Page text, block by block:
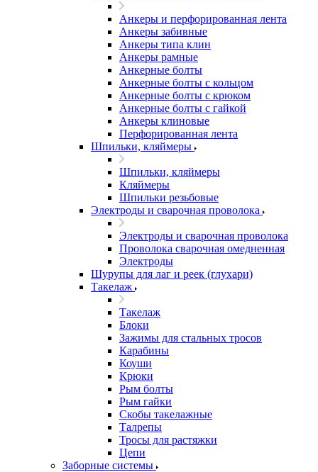
Анкеры и перфорированная лента
Анкеры забивные
Анкеры типа клин
Анкеры рамные
Анкерные болты
Анкерные болты с кольцом
Анкерные болты с крюком
Анкерные болты с гайкой
Анкеры клиновые
Перфорированная лента
Шпильки, кляймеры
Шпильки, кляймеры
Кляймеры
Шпильки резьбовые
Электроды и сварочная проволока
Электроды и сварочная проволока
Проволока сварочная омедненная
Электроды
Шурупы для лаг и реек (глухари)
Такелаж
Такелаж
Блоки
Зажимы для стальных тросов
Карабины
Коуши
Крюки
Рым болты
Рым гайки
Скобы такелажные
Талрепы
Тросы для растяжки
Цепи
Заборные системы